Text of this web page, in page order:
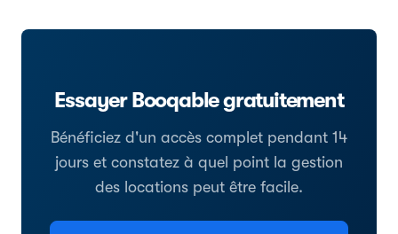
Essayer Booqable gratuitement
Bénéficiez d'un accès complet pendant 14
jours et constatez à quel point la gestion
des locations peut être facile.